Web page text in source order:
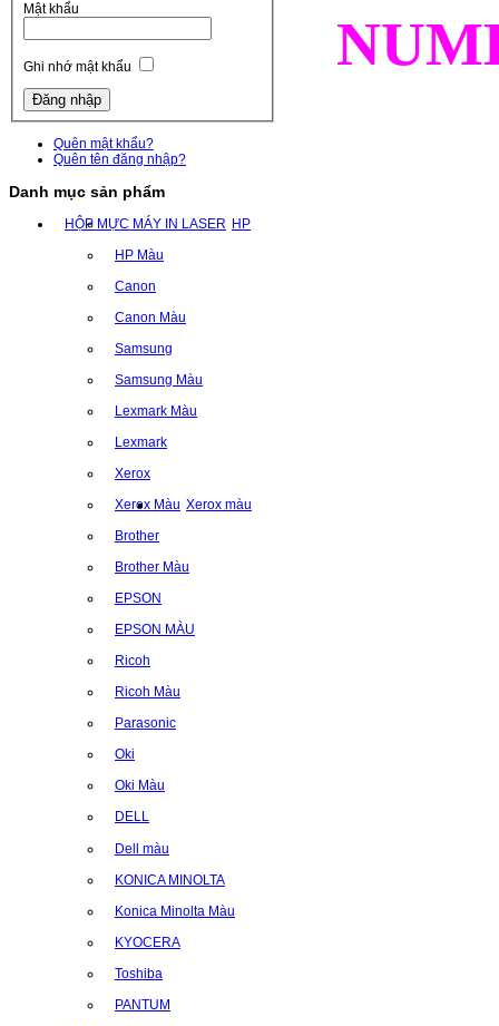
Mật khẩu
Ghi nhớ mật khẩu
Quên mật khẩu?
Quên tên đăng nhập?
Danh mục sản phẩm
HỘP MỰC MÁY IN LASER HP
HP Màu
Canon
Canon Màu
Samsung
Samsung Màu
Lexmark Màu
Lexmark
Xerox
Xerox Màu Xerox màu
Brother
Brother Màu
EPSON
EPSON MÀU
Ricoh
Ricoh Màu
Parasonic
Oki
Oki Màu
DELL
Dell màu
KONICA MINOLTA
Konica Minolta Màu
KYOCERA
Toshiba
PANTUM